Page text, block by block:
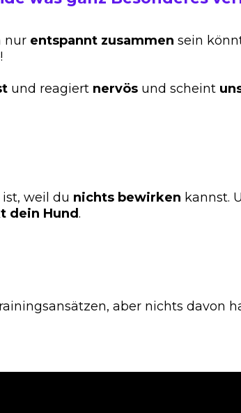
nur entspannt zusammen sein
!
und reagiert nervösund scheint
weil du nichts bewirken kannst.
dein Hund.
aber nichts davon